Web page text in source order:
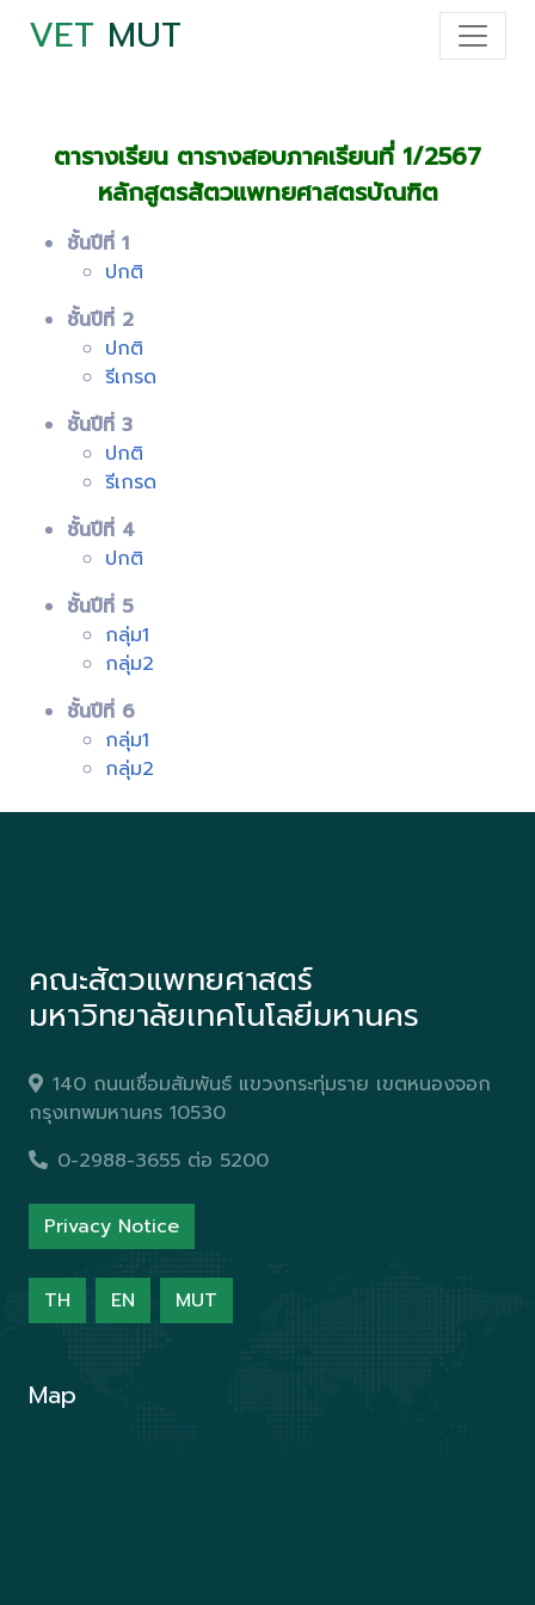
VET MUT
ตารางเรียน ตารางสอบภาคเรียนที่ 1/2567
หลักสูตรสัตวแพทยศาสตรบัณฑิต
ชั้นปีที่ 1
ปกติ
ชั้นปีที่ 2
ปกติ
รีเกรด
ชั้นปีที่ 3
ปกติ
รีเกรด
ชั้นปีที่ 4
ปกติ
ชั้นปีที่ 5
กลุ่ม1
กลุ่ม2
ชั้นปีที่ 6
กลุ่ม1
กลุ่ม2
คณะสัตวแพทยศาสตร์
มหาวิทยาลัยเทคโนโลยีมหานคร
140 ถนนเชื่อมสัมพันธ์ แขวงกระทุ่มราย เขตหนองจอก
กรุงเทพมหานคร 10530
0-2988-3655 ต่อ 5200
Privacy Notice
TH EN MUT
Map